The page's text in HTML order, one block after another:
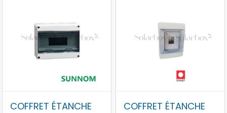
COFFRET ÉTANCHE
COFFRET ÉTANCHE